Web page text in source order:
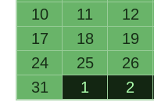
10
11 12
17
18 19
24
25 26
31
1 2